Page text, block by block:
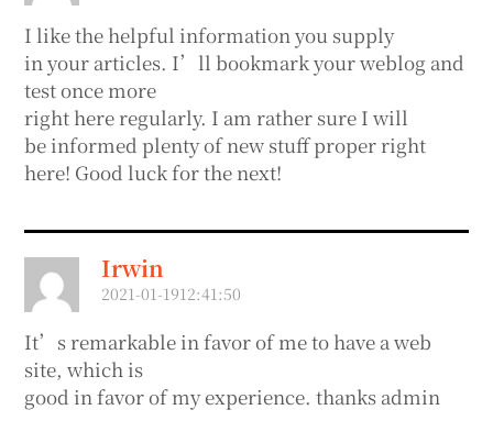
I like the helpful information you supply
in your articles. I’ll bookmark your weblog and
test once more
right here regularly. I am rather sure I will
be informed plenty of new stuff proper right
here! Good luck for the next!
Irwin
2021-01-1912:41:50
It’s remarkable in favor of me to have a web
site, which is
good in favor of my experience. thanks admin